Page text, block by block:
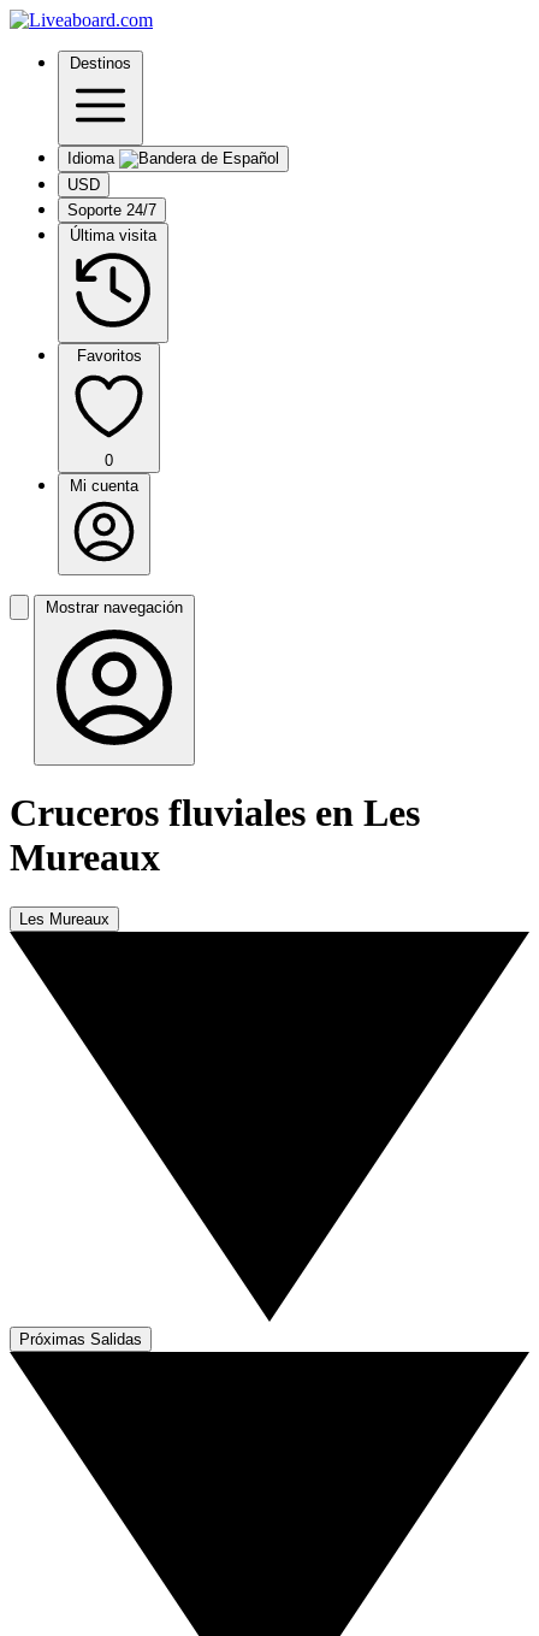
Destinos
Idioma
USD
Soporte 24/7
Última visita
Favoritos
0
Mi cuenta
Mostrar navegación
Cruceros fluviales en Les
Mureaux
Les Mureaux
Próximas Salidas